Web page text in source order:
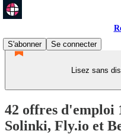
S'abonner
Se connecter
Lisez sans
42 offres d'emploi
Solinki, Fly.io et